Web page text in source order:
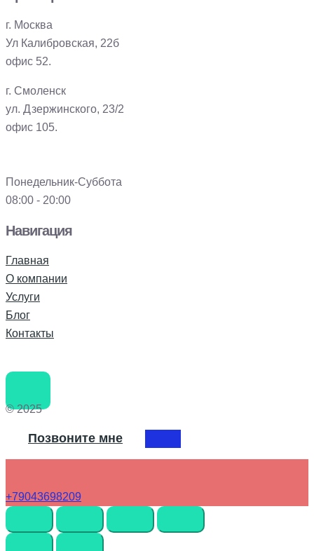
г. Москва
Ул Калибровская, 22б
офис 52.
г. Смоленск
ул. Дзержинского, 23/2
офис 105.
Понедельник-Суббота
08:00 - 20:00
Навигация
Главная
О компании
Услуги
Блог
Контакты
© 2025
Позвоните мне
+79043698209